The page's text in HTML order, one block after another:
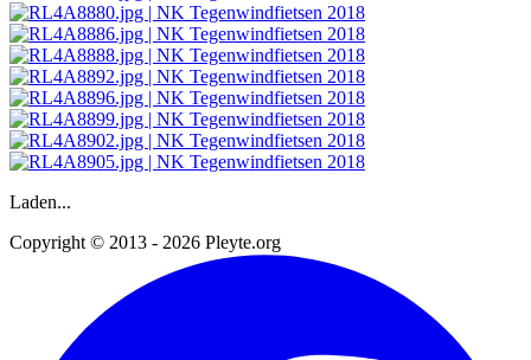
Laden...
Copyright © 2013 - 2026 Pleyte.org